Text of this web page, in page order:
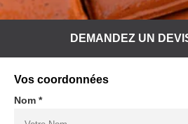
DEMANDEZ UN
Vos coordonnées
Nom *